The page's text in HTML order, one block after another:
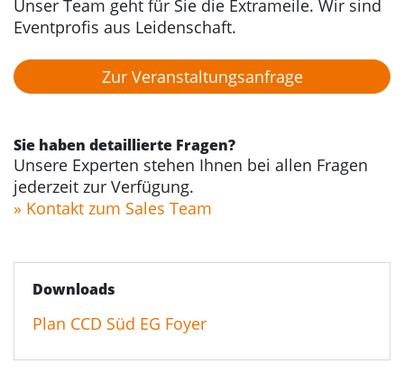
Unser Team geht für Sie die Extrameile. Wir sind
Eventprofis aus Leidenschaft.
Zur Veranstaltungs­anfrage
Sie haben detaillierte Fragen?
Unsere Experten stehen Ihnen bei allen Fragen
jederzeit zur Verfügung.
» Kontakt zum Sales Team
Downloads
Plan CCD Süd EG Foyer